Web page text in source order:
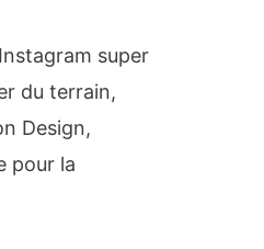
super
du terrain,
Design,
pour la